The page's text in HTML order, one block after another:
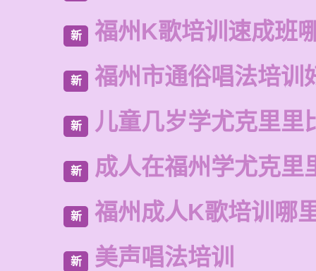
新 福州K歌培训速成班
新 福州市通俗唱法培训
新 儿童几岁学尤克里里
新 成人在福州学尤克里
新 福州成人K歌培训哪
新 美声唱法培训